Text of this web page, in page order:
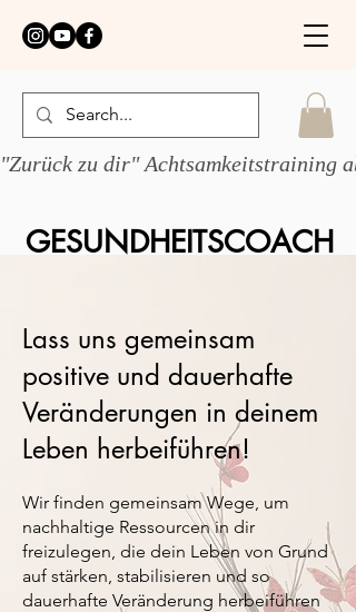
"Zurück zu dir" Achtsamkeitstraining
GESUNDHEITSCOACH
Lass uns gemeinsam
positive und dauerhafte
Veränderungen in deinem
Leben herbeiführen!
Wir finden gemeinsam Wege, um
nachhaltige Ressourcen in dir
freizulegen, die dein Leben von Grund
auf stärken, stabilisieren und so
dauerhafte Veränderung herbeiführen